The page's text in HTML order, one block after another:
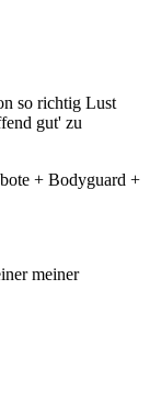
so richtig Lust
gut' zu
+ Bodyguard +
meiner